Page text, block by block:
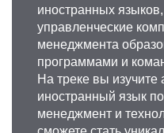
иностранных
управленческие
менеджмента
программами и
На треке вы изучите
иностранный язык
менеджмент и